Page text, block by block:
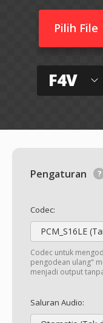
Pilih File
F4V
Pengaturan
Codec:
PCM_S16LE
Codec untuk
pengodean ulang"
menjadi output
Saluran Audio: